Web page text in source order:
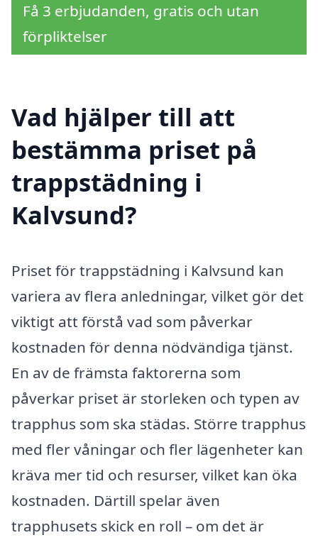
Få 3 erbjudanden, gratis och utan
förpliktelser
Vad hjälper till att
bestämma priset på
trappstädning i
Kalvsund?
Priset för trappstädning i Kalvsund kan
variera av flera anledningar, vilket gör det
viktigt att förstå vad som påverkar
kostnaden för denna nödvändiga tjänst.
En av de främsta faktorerna som
påverkar priset är storleken och typen av
trapphus som ska städas. Större trapphus
med fler våningar och fler lägenheter kan
kräva mer tid och resurser, vilket kan öka
kostnaden. Därtill spelar även
trapphusets skick en roll – om det är